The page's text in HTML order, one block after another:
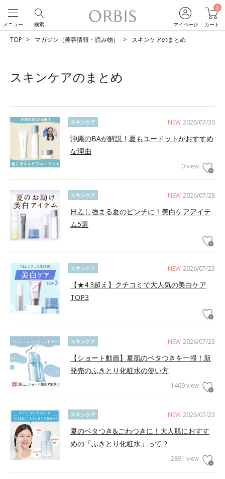
マイページ
0
カート
検索
メニュー
TOP マガジン（美容情報・読み物） スキンケアのまとめ
スキンケアのまとめ
NEW 2026/07/30
スキンケア
沖縄のBAが解説！夏もユードットがおすすめ
な理由
0 view
NEW 2026/07/28
スキンケア
日差し強まる夏のピンチに！美白ケアアイテ
ム5選
NEW 2026/07/23
スキンケア
【★4.3超え】クチコミで大人気の美白ケア
TOP3
NEW 2026/07/23
スキンケア
【ショート動画】夏肌のベタつきを一掃！新
発売のふきとり化粧水の使い方
1469 view
NEW 2026/07/23
スキンケア
夏のベタつき&ごわつきに！大人肌におすす
めの「ふきとり化粧水」って？
2891 view